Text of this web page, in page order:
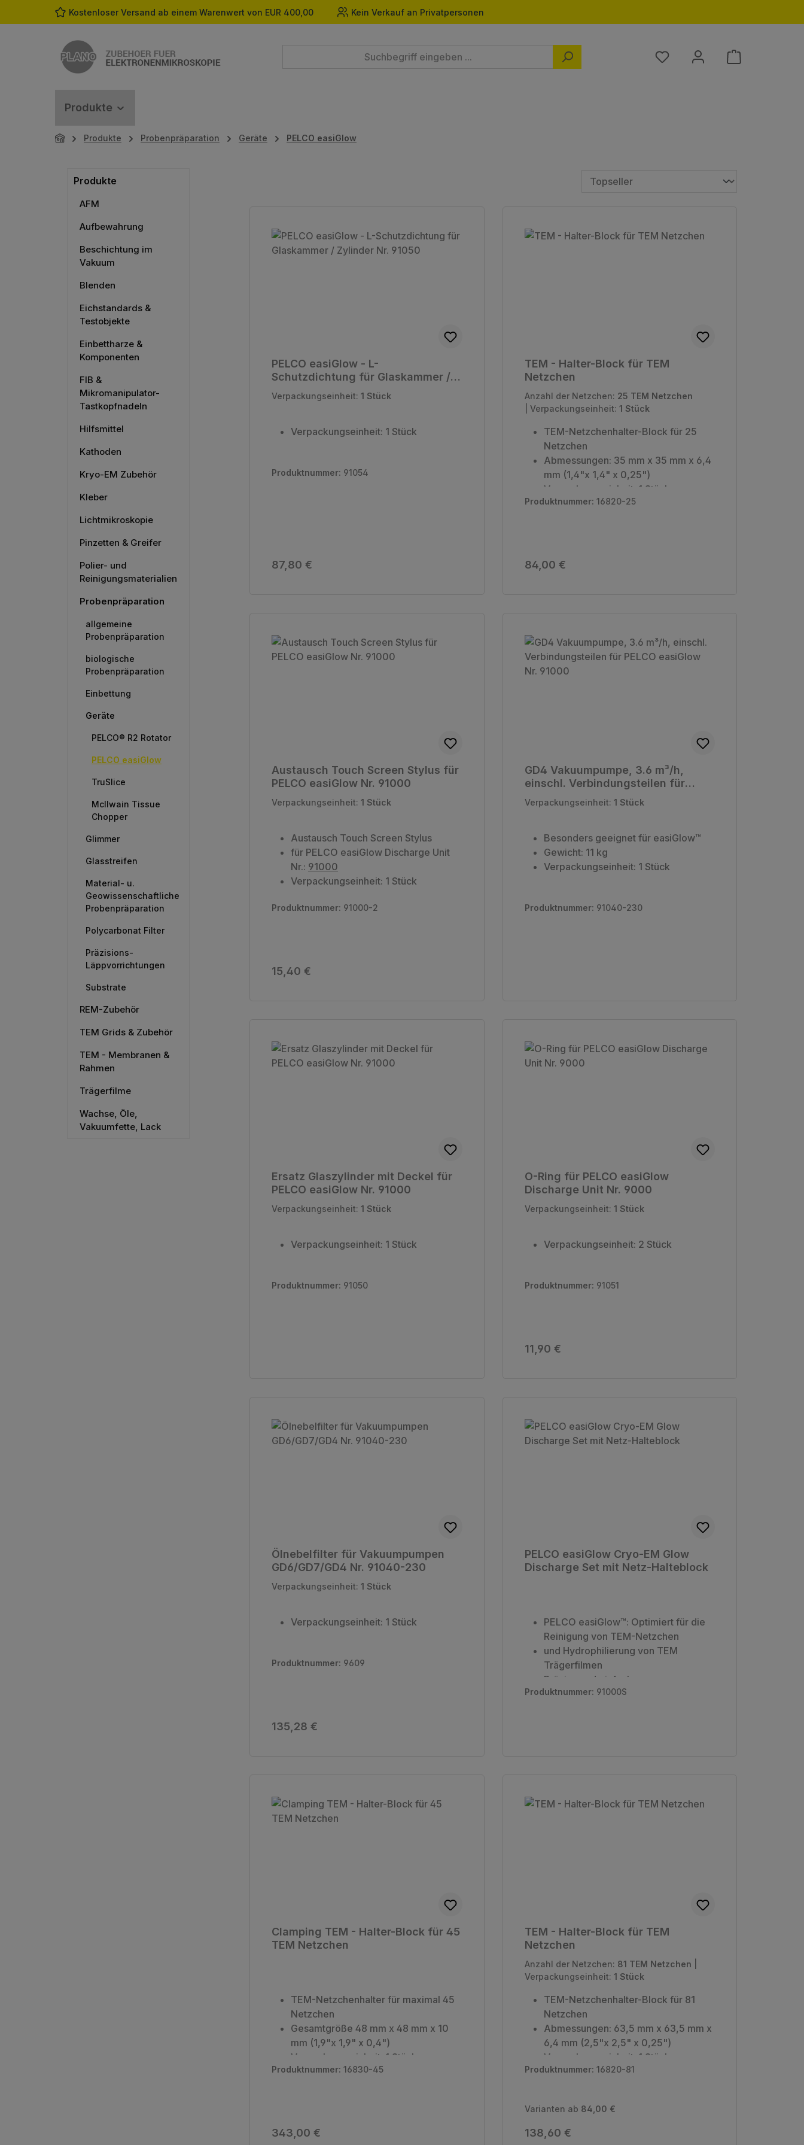
Hauptinhalt springen
Zur Suche springen
Zur Hauptnavigation springen
Kostenloser Versand ab einem Warenwert von EUR 400,00 Kein Verkauf an Privatpersonen
Du hast 0 Produkte auf dem
Produkte
Produkte Probenpräparation Geräte PELCO easiGlow
Produkte
AFM
Aufbewahrung
Beschichtung im
Vakuum
Blenden
Eichstandards &
Testobjekte
Einbettharze &
Komponenten
FIB &
Mikromanipulator-
Tastkopfnadeln
Hilfsmittel
Kathoden
Kryo-EM Zubehör
Kleber
Lichtmikroskopie
Pinzetten & Greifer
Polier- und
Reinigungsmaterialien
Probenpräparation
allgemeine
Probenpräparation
biologische
Probenpräparation
Einbettung
Geräte
PELCO® R2 Rotator
PELCO easiGlow
TruSlice
McIlwain Tissue
Chopper
Glimmer
Glasstreifen
Material- u.
Geowissenschaftliche
Probenpräparation
Polycarbonat Filter
Präzisions-
Läppvorrichtungen
Substrate
REM-Zubehör
TEM Grids & Zubehör
TEM - Membranen &
Rahmen
Trägerfilme
Wachse, Öle,
Vakuumfette, Lack
PELCO easiGlow - L-
Schutzdichtung für Glaskammer /
Zylinder Nr. 91050
Verpackungseinheit: 1 Stück
Verpackungseinheit: 1 Stück
Produktnummer: 91054
Regulärer Preis:
87,80 €
TEM - Halter-Block für TEM
Netzchen
Anzahl der Netzchen: 25 TEM Netzchen
Verpackungseinheit: 1 Stück
TEM-Netzchenhalter-Block für 25
Netzchen
Abmessungen: 35 mm x 35 mm x 6,4
mm (1,4"x 1,4" x 0,25")
Verpackungseinheit: 1 Stück
Produktnummer: 16820-25
Regulärer Preis:
84,00 €
Austausch Touch Screen Stylus für
PELCO easiGlow Nr. 91000
Verpackungseinheit: 1 Stück
Austausch Touch Screen Stylus
für PELCO easiGlow Discharge Unit
Nr.: 91000
Verpackungseinheit: 1 Stück
Produktnummer: 91000-2
Regulärer Preis:
15,40 €
GD4 Vakuumpumpe, 3.6 m³/h,
einschl. Verbindungsteilen für
PELCO easiGlow Nr. 91000
Verpackungseinheit: 1 Stück
Besonders geeignet für easiGlow™
Gewicht: 11 kg
Verpackungseinheit: 1 Stück
Produktnummer: 91040-230
Ersatz Glaszylinder mit Deckel für
PELCO easiGlow Nr. 91000
Verpackungseinheit: 1 Stück
Verpackungseinheit: 1 Stück
Produktnummer: 91050
O-Ring für PELCO easiGlow
Discharge Unit Nr. 9000
Verpackungseinheit: 1 Stück
Verpackungseinheit: 2 Stück
Produktnummer: 91051
Regulärer Preis:
11,90 €
Ölnebelfilter für Vakuumpumpen
GD6/GD7/GD4 Nr. 91040-230
Verpackungseinheit: 1 Stück
Verpackungseinheit: 1 Stück
Produktnummer: 9609
Regulärer Preis:
135,28 €
PELCO easiGlow Cryo-EM Glow
Discharge Set mit Netz-Halteblock
PELCO easiGlow™: Optimiert für die
Reinigung von TEM-Netzchen
und Hydrophilierung von TEM
Trägerfilmen
Präzise und einfache
Vakuumeinstellung / Kurze Taktzeiten
Produktnummer: 91000S
Clamping TEM - Halter-Block für 45
TEM Netzchen
TEM-Netzchenhalter für maximal 45
Netzchen
Gesamtgröße 48 mm x 48 mm x 10
mm (1,9"x 1,9" x 0,4")
Verpackungseinheit: 1 Stück
Produktnummer: 16830-45
Regulärer Preis:
343,00 €
TEM - Halter-Block für TEM
Netzchen
Anzahl der Netzchen: 81 TEM Netzchen
Verpackungseinheit: 1 Stück
TEM-Netzchenhalter-Block für 81
Netzchen
Abmessungen: 63,5 mm x 63,5 mm x
6,4 mm (2,5"x 2,5" x 0,25")
Verpackungseinheit: 1 Stück
Produktnummer: 16820-81
Varianten ab 84,00 €
Regulärer Preis:
138,60 €